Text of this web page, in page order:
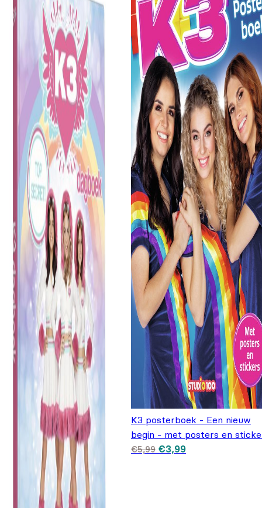
K3 posterboek - Een nieuw
begin - met posters en
€5,99 Oorspronkelijke prijs
was: €5,99.
€3,99Huidige prijs is:
€3,99.